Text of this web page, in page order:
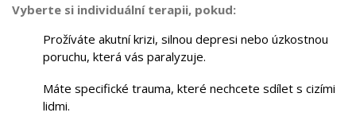
Vyberte si individuální terapii, pokud:
Prožíváte akutní krizi, silnou depresi nebo úzkostnou
poruchu, která vás paralyzuje.
Máte specifické trauma, které nechcete sdílet s cizími
lidmi.